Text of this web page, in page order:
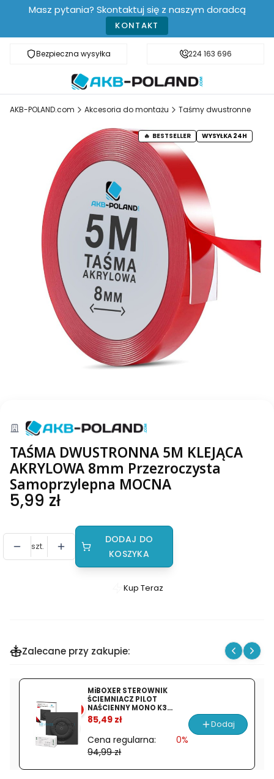
Masz pytania? Skontaktuj się z naszym doradcą
KONTAKT
Bezpieczna wysyłka Darmowa dostawa od 499 zł
224 163 696
AKB-POLAND.com Akcesoria do montażu Taśmy dwustronne
BESTSELLER WYSYŁKA 24H
TAŚMA DWUSTRONNA 5M KLEJĄCA
AKRYLOWA 8mm Przezroczysta
Samoprzylepna MOCNA
Cena
5,99 zł
szt.
DODAJ DO
KOSZYKA
Szybki
5M
KLEJĄCA
AKRYLOWA
Przezroczysta
MOCNA
Kup Teraz
Zalecane przy zakupie:
%
MiBOXER STEROWNIK
ŚCIEMNIACZ PILOT
NAŚCIENNY MONO K3
CZARNY + FUT036S
85,49 zł
Cena regularna:
94,99 zł
0%
Dodaj